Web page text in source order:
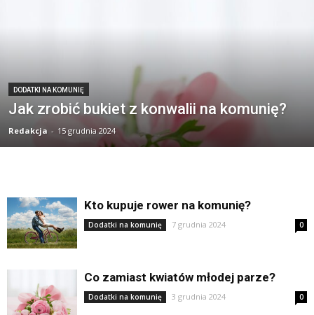
DODATKI NA KOMUNIĘ
Jak zrobić bukiet z konwalii na komunię?
Redakcja - 15 grudnia 2024
Kto kupuje rower na komunię?
Dodatki na komunię 7 grudnia 2024 0
Co zamiast kwiatów młodej parze?
Dodatki na komunię 3 grudnia 2024 0